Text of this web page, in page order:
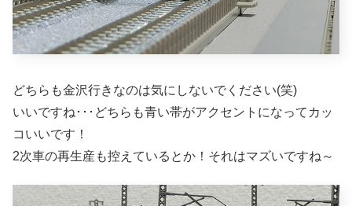
どちらも金沢行きなのは気にしないでください(笑)
いいですね･･･どちらも青い帯がアクセントになってカッ
コいいです！
2次車の再生産も控えているとか！それはマズいですね～